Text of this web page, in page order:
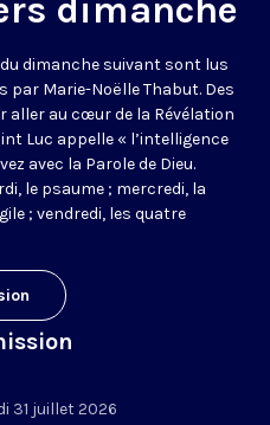
dimanche
dimanche suivant sont lus
par Marie-Noëlle Thabut. Des
au cœur de la Révélation
Luc appelle « l’intelligence
avec la Parole de Dieu.
le psaume ; mercredi, la
; vendredi, les quatre
31 juillet 2026